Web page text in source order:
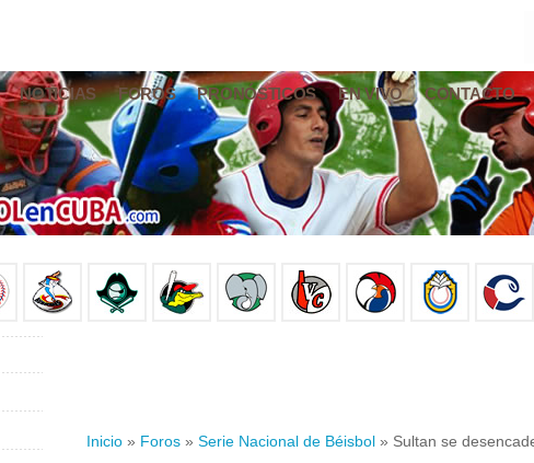
NOTICIAS FOROS PRONÓSTICOS EN VIVO CONTACTO
Inicio » Foros » Serie Nacional de Béisbol » Sultan se